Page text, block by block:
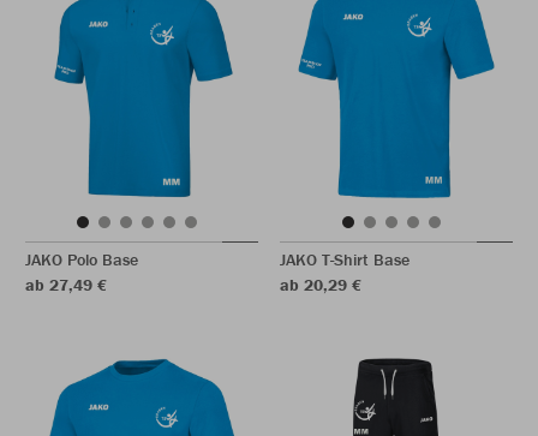
JAKO Polo Base
ab 27,49 €
JAKO T-Shirt Base
ab 20,29 €